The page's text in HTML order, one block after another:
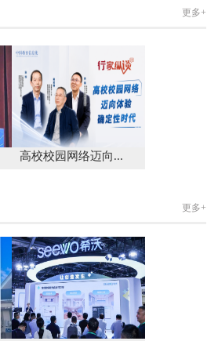
更多+
高校校园网络迈向...
更多+